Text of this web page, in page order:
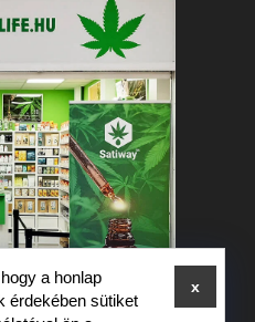
x
a honlap
érdekében sütiket